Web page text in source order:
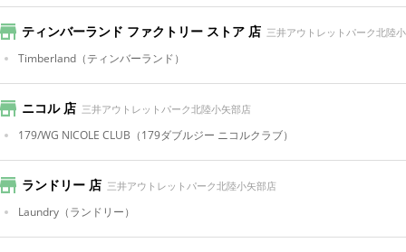
ティンバーランド ファクトリー ストア 店 三井アウトレットパーク北陸
Timberland （ティンバーランド）
ニコル 店 三井アウトレットパーク北陸小矢部店
179/WG NICOLE CLUB （179ダブルジー ニコルクラブ）
ランドリー 店 三井アウトレットパーク北陸小矢部店
Laundry （ランドリー）